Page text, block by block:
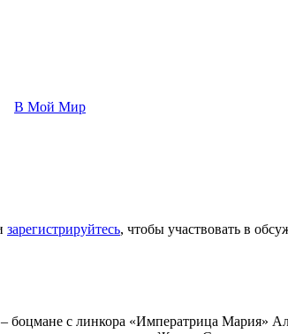
В Мой Мир
зарегистрируйтесь, чтобы участвовать в
боцмане с линкора «Императрица Мария»